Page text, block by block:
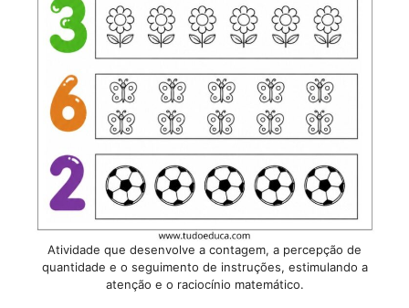
Atividade que desenvolve a contagem, a percepção de
quantidade e o seguimento de instruções, estimulando a
atenção e o raciocínio matemático.